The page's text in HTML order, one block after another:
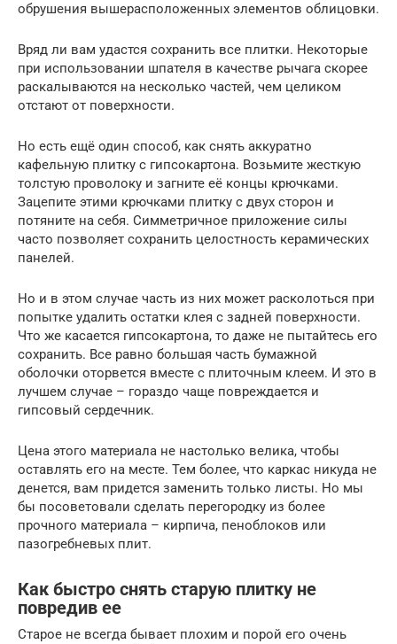
обрушения вышерасположенных элементов облицовки.
Вряд ли вам удастся сохранить все плитки. Некоторые
при использовании шпателя в качестве рычага скорее
раскалываются на несколько частей, чем целиком
отстают от поверхности.
Но есть ещё один способ, как снять аккуратно
кафельную плитку с гипсокартона. Возьмите жесткую
толстую проволоку и загните её концы крючками.
Зацепите этими крючками плитку с двух сторон и
потяните на себя. Симметричное приложение силы
часто позволяет сохранить целостность керамических
панелей.
Но и в этом случае часть из них может расколоться при
попытке удалить остатки клея с задней поверхности.
Что же касается гипсокартона, то даже не пытайтесь его
сохранить. Все равно большая часть бумажной
оболочки оторвется вместе с плиточным клеем. И это в
лучшем случае – гораздо чаще повреждается и
гипсовый сердечник.
Цена этого материала не настолько велика, чтобы
оставлять его на месте. Тем более, что каркас никуда не
денется, вам придется заменить только листы. Но мы
бы посоветовали сделать перегородку из более
прочного материала – кирпича, пеноблоков или
пазогребневых плит.
Как быстро снять старую плитку не
повредив ее
Старое не всегда бывает плохим и порой его очень